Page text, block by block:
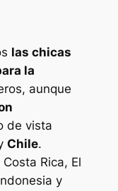
las chicas
la
aunque
de vista
Chile.
Rica, El
y